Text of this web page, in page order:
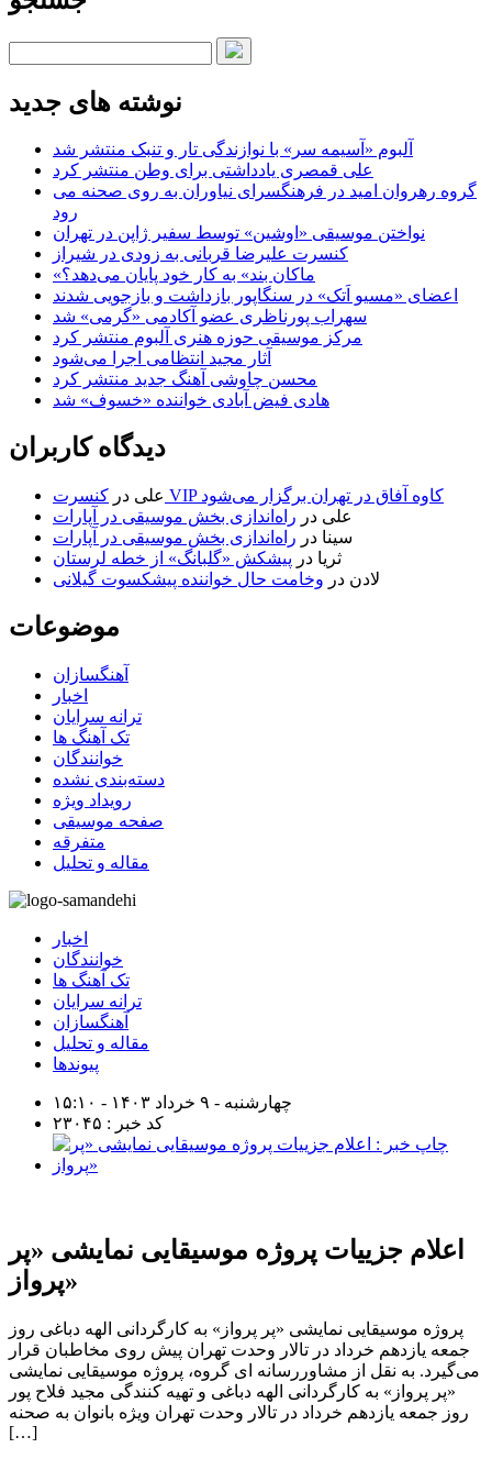
نوشته های جدید
آلبوم «آسیمه سر» با نوازندگی تار و تنبک منتشر شد
علی قمصری یادداشتی برای وطن منتشر کرد
گروه رهروان امید در فرهنگسرای نیاوران به روی صحنه می
رود
نواختن موسیقی «اوشین» توسط سفیر ژاپن در تهران
کنسرت علیرضا قربانی به زودی در شیراز
«ماکان بند» به کار خود پایان می‌دهد؟
اعضای «مسیو اَتک» در سنگاپور بازداشت و بازجویی شدند
سهراب پورناظری عضو آکادمی «گرمی» شد
مرکز موسیقی حوزه هنری آلبوم منتشر کرد
آثار مجید انتظامی اجرا می‌شود
محسن چاوشی آهنگ جدید منتشر کرد
هادی فیض آبادی خواننده «خسوف» شد
دیدگاه کاربران
علی در
کنسرت VIP کاوه آفاق در تهران برگزار می‌شود
علی در راه‌اندازی بخش موسیقی در آپارات
سینا در راه‌اندازی بخش موسیقی در آپارات
ثریا در پیشکش «گلبانگ» از خطه لرستان
لادن در وخامت حال خواننده پیشکسوت گیلانی
موضوعات
آهنگسازان
اخبار
ترانه سرایان
تک آهنگ ها
خوانندگان
دسته‌بندی نشده
رویداد ویژه
صفحه موسیقی
متفرقه
مقاله و تحلیل
اخبار
خوانندگان
تک آهنگ ها
ترانه سرایان
آهنگسازان
مقاله و تحلیل
پیوندها
چهارشنبه - ۹ خرداد ۱۴۰۳ - ۱۵:۱۰
کد خبر : ۲۳۰۴۵
اعلام جزییات پروژه موسیقایی نمایشی «پر
پرواز»
پروژه موسیقایی نمایشی «پر پرواز» به کارگردانی الهه دباغی روز
جمعه یازدهم خرداد در تالار وحدت تهران پیش روی مخاطبان قرار
می‌گیرد. به نقل از مشاوررسانه ای گروه، پروژه موسیقایی نمایشی
«پر پرواز» به کارگردانی الهه دباغی و تهیه کنندگی مجید فلاح پور
روز جمعه یازدهم خرداد در تالار وحدت تهران ویژه بانوان به صحنه
[…]